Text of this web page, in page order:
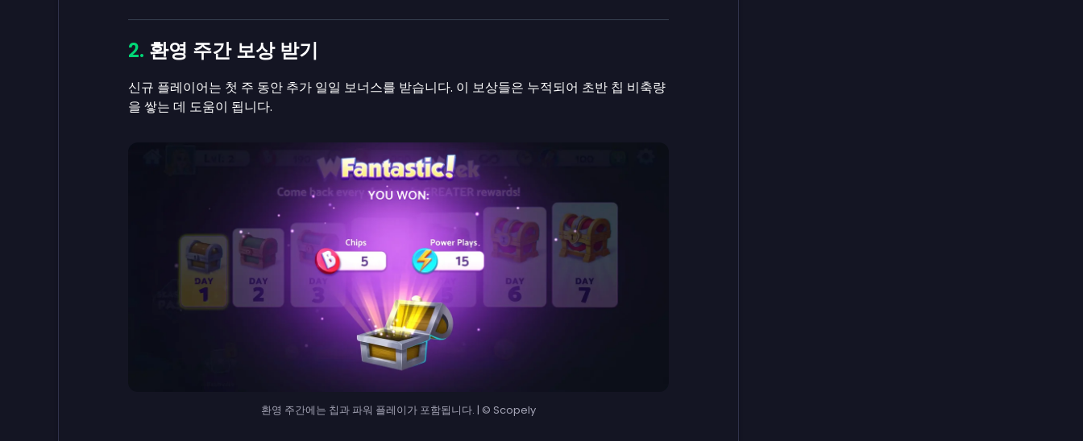
환영 주간 보상 받기
신규 플레이어는 첫 주 동안 추가 일일 보너스를 받습니다. 이 보상들은 누적되어 초반 칩 비축량
을 쌓는 데 도움이 됩니다.
환영 주간에는 칩과 파워 플레이가 포함됩니다. | © Scopely